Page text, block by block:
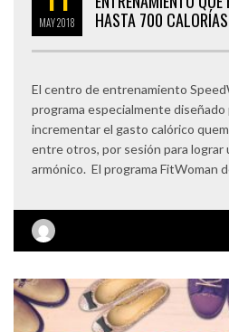
MAY2018
HASTA 700 CALORÍAS
El centro de entrenamiento
programa especialmente
incrementar el gasto calórico
entre otros, por sesión para
armónico. El programa FitWoman